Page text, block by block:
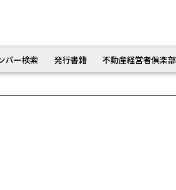
バー検索 発行書籍 不動産経営者倶楽部